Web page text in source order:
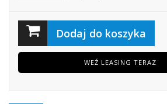
Dodaj do koszyka
WEŹ LEASING TERAZ